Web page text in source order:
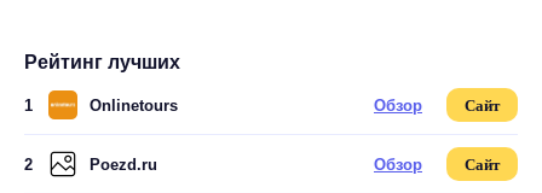
Рейтинг лучших
1 Onlinetours Обзор Сайт
2 Poezd.ru Обзор Сайт